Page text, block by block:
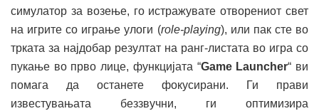
симулатор за возење, го истражувате отворениот свет
на игрите со играње улоги (role-playing), или пак сте во
трката за најдобар резултат на ранг-листата во игра со
пукање во прво лице, функцијата “Game Launcher“ ви
помага да останете фокусирани. Ги прави
известувањата беззвучни, ги оптимизира